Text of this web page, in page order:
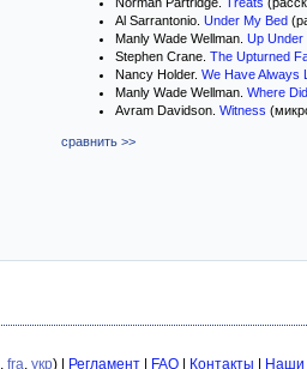
Al Sarrantonio. Under My Bed
Manly Wade Wellman. Up Under
Stephen Crane. The Upturned
Nancy Holder. We Have Always
Manly Wade Wellman. Where
Avram Davidson. Witness
сравнить >>
, fra, укр) | Регламент FAQ Контакты Наши